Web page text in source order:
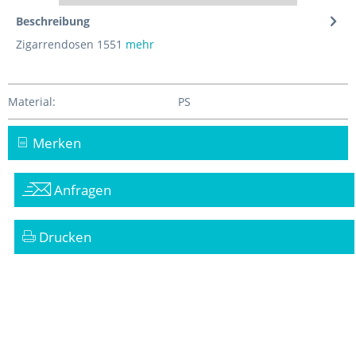
Beschreibung
Zigarrendosen 1551 mehr
Material: PS
Merken
Anfragen
Drucken